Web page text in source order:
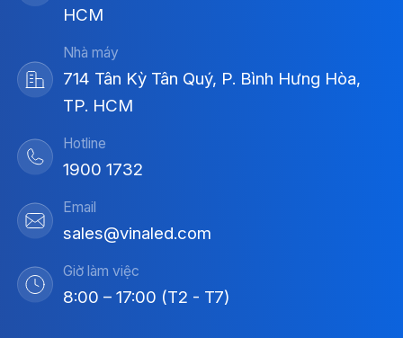
HCM
Nhà máy
714 Tân Kỳ Tân Quý, P. Bình Hưng Hòa,
TP. HCM
Hotline
1900 1732
Email
sales@vinaled.com
Giờ làm việc
8:00 – 17:00 (T2 - T7)